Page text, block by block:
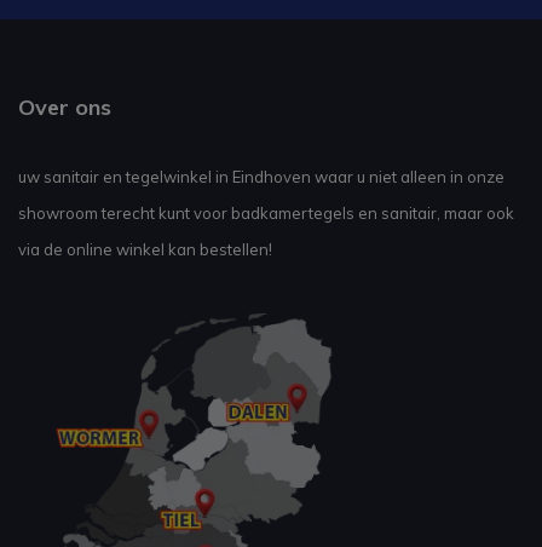
Over ons
uw sanitair en tegelwinkel in Eindhoven waar u niet alleen in onze
showroom terecht kunt voor badkamertegels en sanitair, maar ook
via de online winkel kan bestellen!